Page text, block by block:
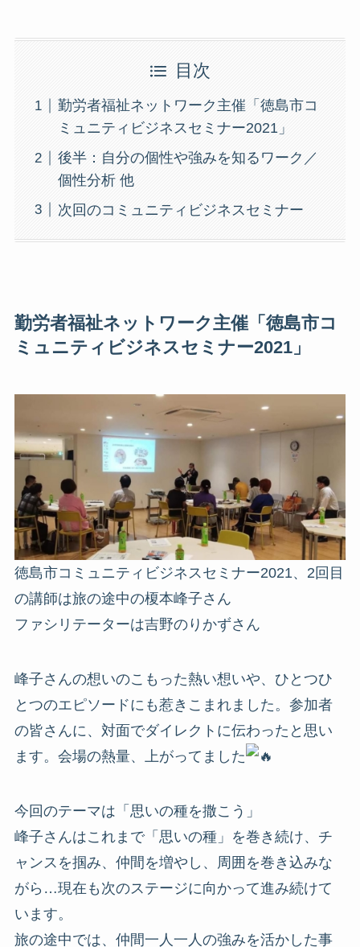
目次
勤労者福祉ネットワーク主催「徳島市コ
ミュニティビジネスセミナー2021」
後半：自分の個性や強みを知るワーク／
個性分析 他
次回のコミュニティビジネスセミナー
勤労者福祉ネットワーク主催「徳島市コ
ミュニティビジネスセミナー2021」
徳島市コミュニティビジネスセミナー2021、2回目
の講師は旅の途中の榎本峰子さん
ファシリテーターは吉野のりかずさん
峰子さんの想いのこもった熱い想いや、ひとつひ
とつのエピソードにも惹きこまれました。参加者
の皆さんに、対面でダイレクトに伝わったと思い
ます。会場の熱量、上がってました
今回のテーマは「思いの種を撒こう」
峰子さんはこれまで「思いの種」を巻き続け、チ
ャンスを掴み、仲間を増やし、周囲を巻き込みな
がら…現在も次のステージに向かって進み続けて
います。
旅の途中では、仲間一人一人の強みを活かした事